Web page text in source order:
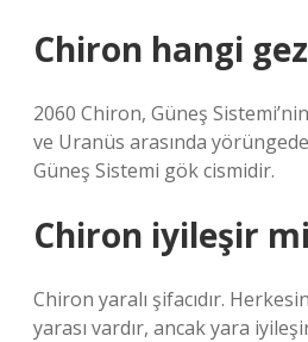
Chiron hangi
2060 Chiron, Güneş
ve Uranüs arasında
Güneş Sistemi gök cismidir.
Chiron iyileşir
Chiron yaralı şifacıdır.
yarası vardır, ancak yara